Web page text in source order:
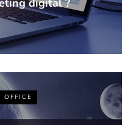
digital ?
OFFICE